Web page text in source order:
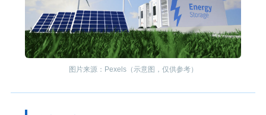
图片来源：Pexels（示意图，仅供参考）